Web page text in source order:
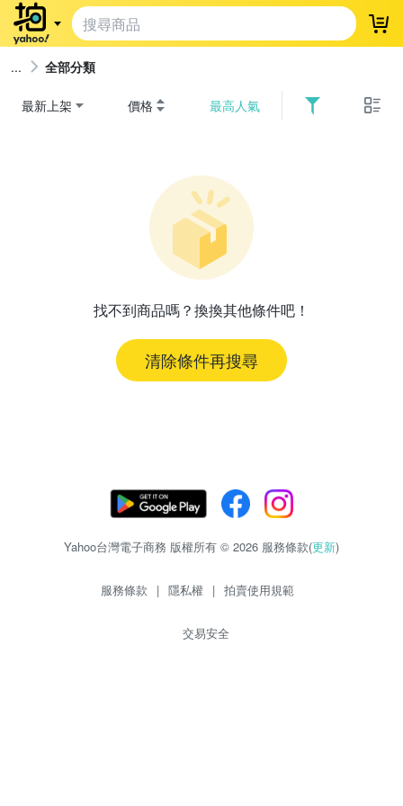
登
全部分類
最新上架 價格 最高人氣
找不到商品嗎？換換其他條件吧！
清除條件再搜尋
Yahoo台灣電子商務 版權所有 © 2026 服務條款(更新)
服務條款 | 隱私權 | 拍賣使用規範
交易安全